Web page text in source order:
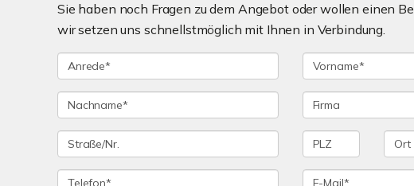
Sie haben noch Fragen zu dem Angebot oder wollen einen
wir setzen uns schnellstmöglich mit Ihnen in Verbindung.